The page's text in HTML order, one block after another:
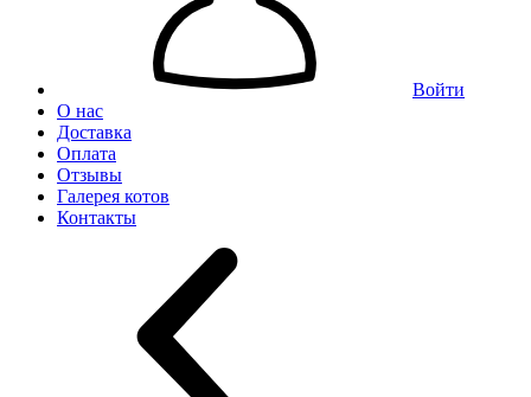
Войти
О нас
Доставка
Оплата
Отзывы
Галерея котов
Контакты